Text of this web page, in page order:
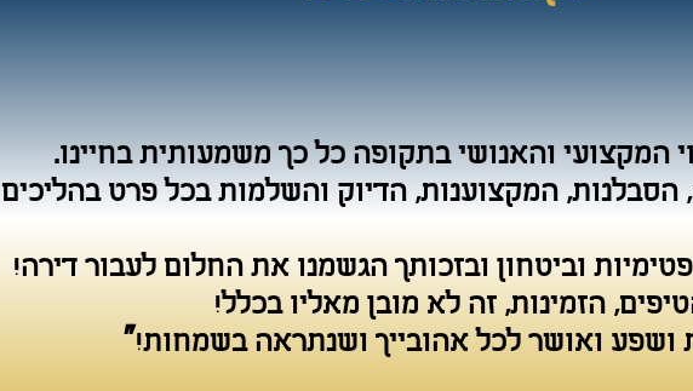
המקצועי והאנושי בתקופה כל כך משמעותית בחיינו.
המקצוענות, הדיוק והשלמות בכל פרט בהליכים
וביטחון ובזכותך הגשמנו את החלום לעבור דירה!
הזמינות, זה לא מובן מאליו בכלל!
ושפע ואושר לכל אהובייך ושנתראה בשמחות!"